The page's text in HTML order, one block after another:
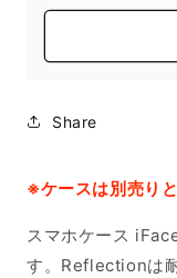
Share
※ケースは別売りと
スマホケース
す。Reflectionは